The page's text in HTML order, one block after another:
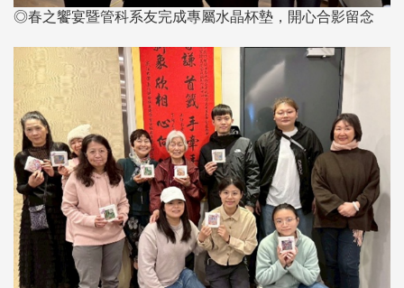
◎春之饗宴暨管科系友完成專屬水晶杯墊，開心合影留念